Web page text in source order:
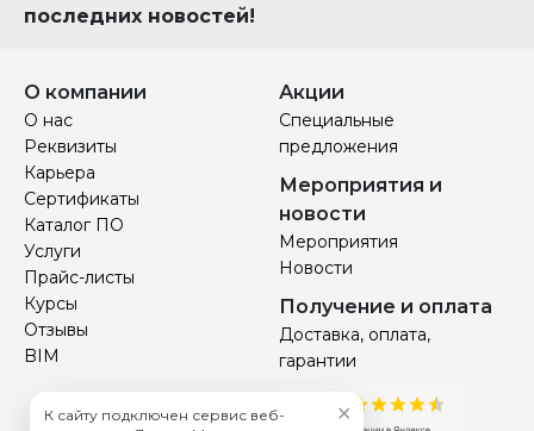
последних новостей!
О компании
О нас
Реквизиты
Карьера
Сертификаты
Каталог ПО
Услуги
Прайс-листы
Курсы
Отзывы
BIM
Акции
Специальные
предложения
Мероприятия и
новости
Мероприятия
Новости
Получение и оплата
Доставка, оплата,
гарантии
К сайту подключен сервис веб-
✕